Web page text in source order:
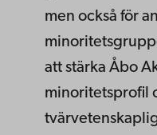
men också för
att stärka Åbo
minoritetsprofil